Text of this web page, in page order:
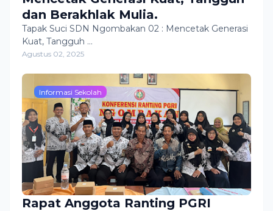
dan Berakhlak Mulia.
Tapak Suci SDN Ngombakan 02 : Mencetak Generasi
Kuat, Tangguh …
Agustus 02, 2025
Informasi Sekolah
Rapat Anggota Ranting PGRI